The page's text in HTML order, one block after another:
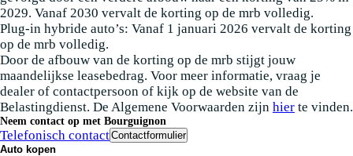
2029. Vanaf 2030 vervalt de korting op de mrb volledig.
Plug-in hybride auto’s: Vanaf 1 januari 2026 vervalt de korting
op de mrb volledig.
Door de afbouw van de korting op de mrb stijgt jouw
maandelijkse leasebedrag. Voor meer informatie, vraag je
dealer of contactpersoon of kijk op de website van de
Belastingdienst. De Algemene Voorwaarden zijn hier te vinden.
Neem contact op met Bourguignon
Telefonisch contactContactformulier
Auto kopen